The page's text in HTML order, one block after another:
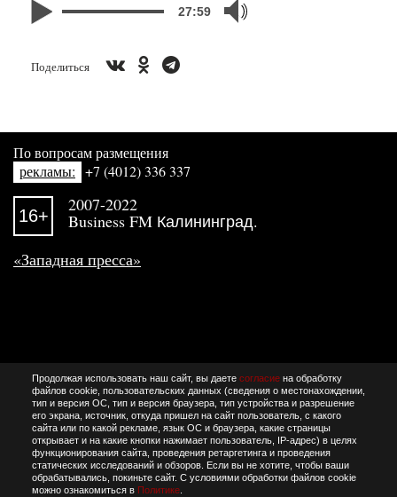
27:59
Поделиться
Продолжая использовать наш сайт, вы даете согласиена обработку
файлов cookie, пользовательских данных (сведения о местонахождении,
тип и версия ОС, тип и версия браузера, тип устройства и разрешение
его экрана, источник, откуда пришел на сайт пользователь, с какого
сайта или по какой рекламе, язык ОС и браузера, какие страницы
открывает и на какие кнопки нажимает пользователь, IP-адрес) в целях
функционирования сайта, проведения ретаргетинга и проведения
статических исследований и обзоров. Если вы не хотите, чтобы ваши
обрабатывались, покиньте сайт. С условиями обработки файлов cookie
можно ознакомиться в Политике.
По вопросам размещения
рекламы: +7 (4012) 336 337
16+
2007-2022
Business FM Калининград.
«Западная пресса»